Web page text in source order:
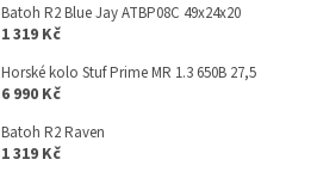
Batoh R2 Blue Jay ATBP08C 49x24x20
1 319 Kč
Horské kolo Stuf Prime MR 1.3 650B 27,5
6 990 Kč
Batoh R2 Raven
1 319 Kč